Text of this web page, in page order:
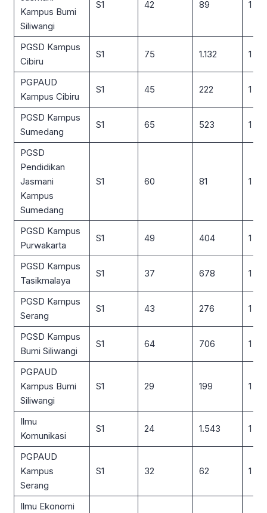
Kampus Bumi
Siliwangi
S1 42 89 1 : 2
PGSD Kampus
Cibiru
S1 75 1.132 1 : 15
PGPAUD
Kampus Cibiru
S1 45 222 1 : 5
PGSD Kampus
Sumedang
S1 65 523 1 : 8
PGSD
Pendidikan
Jasmani
Kampus
Sumedang
S1 60 81 1 : 1
PGSD Kampus
Purwakarta
S1 49 404 1 : 8
PGSD Kampus
Tasikmalaya
S1 37 678 1 : 18
PGSD Kampus
Serang
S1 43 276 1 : 6
PGSD Kampus
Bumi Siliwangi
S1 64 706 1 : 11
PGPAUD
Kampus Bumi
Siliwangi
S1 29 199 1 : 7
Ilmu
Komunikasi
S1 24 1.543 1 :
PGPAUD
Kampus
Serang
S1 32 62 1 : 2
Ilmu Ekonomi